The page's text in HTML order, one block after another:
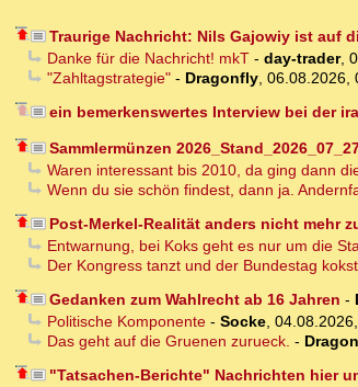
Traurige Nachricht: Nils Gajowiy ist auf
Danke für die Nachricht! mkT- day-trader,
"Zahltagstrategie"- Dragonfly, 06.08.2026,
ein bemerkenswertes Interview bei der
Sammlermünzen
Waren interessant bis 2010, da ging dann
Wenn du sie schön findest, dann ja.
Post-Merkel-Realität anders nicht mehr
Entwarnung, bei Koks geht es nur um die
Der Kongress tanzt und der Bundestag kokst
Gedanken zum Wahlrecht ab 16 Jahren -
Politische Komponente- Socke,
Das geht auf die Gruenen zurueck. -
"Tatsachen-Berichte" Nachrichten hier